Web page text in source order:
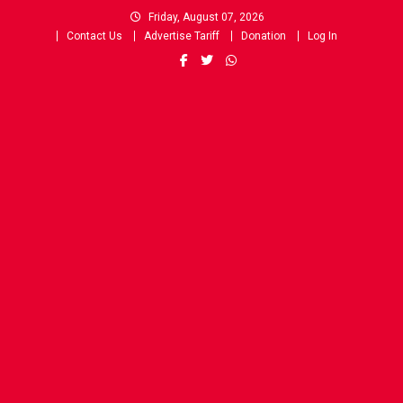
Friday, August 07, 2026
Contact Us
Advertise Tariff Donation Log In